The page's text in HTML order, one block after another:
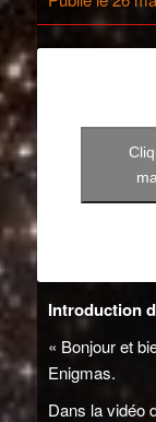
Introduction
« Bonjour et
Enigmas.
Dans la vidéo